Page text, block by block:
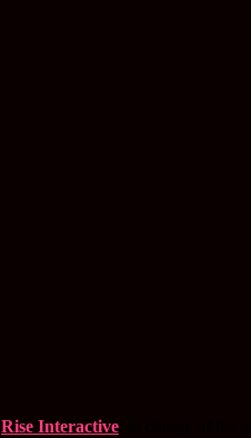
Rise Interactive